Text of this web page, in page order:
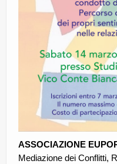
Centro Antiviolenza
Guspini
ASSOCIAZIONE
Mediazione dei Conflitti,